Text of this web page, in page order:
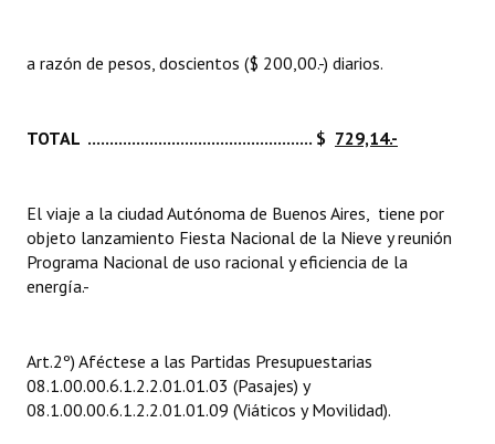
a razón de pesos, doscientos ($ 200,00.-) diarios.
TOTAL ................................................... $ 729,14.-
El viaje a la ciudad Autónoma de Buenos Aires, tiene por
objeto lanzamiento Fiesta Nacional de la Nieve y reunión
Programa Nacional de uso racional y eficiencia de la
energía.-
Art.2º) Aféctese a las Partidas Presupuestarias
08.1.00.00.6.1.2.2.01.01.03 (Pasajes) y
08.1.00.00.6.1.2.2.01.01.09 (Viáticos y Movilidad).